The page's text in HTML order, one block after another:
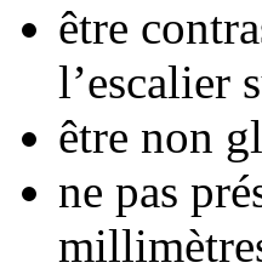
être
l’escalier
être non
ne pas